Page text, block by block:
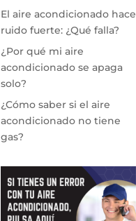
El aire acondicionado hace
ruido fuerte: ¿Qué falla?
¿Por qué mi aire
acondicionado se apaga
solo?
¿Cómo saber si el aire
acondicionado no tiene
gas?